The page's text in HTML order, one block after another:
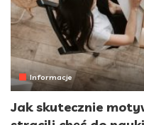
Informacje
Jak skutecznie